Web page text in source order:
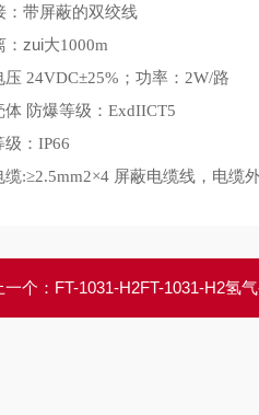
：带屏蔽的双绞线
：zui大1000m
压 24VDC±25% ；功率： 2W/路
体 防爆等级： ExdIICT5
： IP66
缆:≥2.5mm2×4 屏蔽电缆线，电缆
一个： FT-1031-H2FT-1031-H2氢